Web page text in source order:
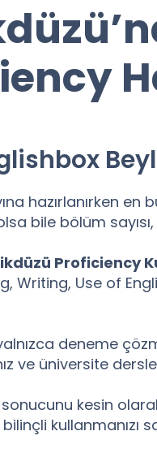
hazırlanırken
olsa bile bölüm
Proficiency
Writing, Use of
deneme
ve üniversite
sonucunu kesin
bilinçli kullanmanızı